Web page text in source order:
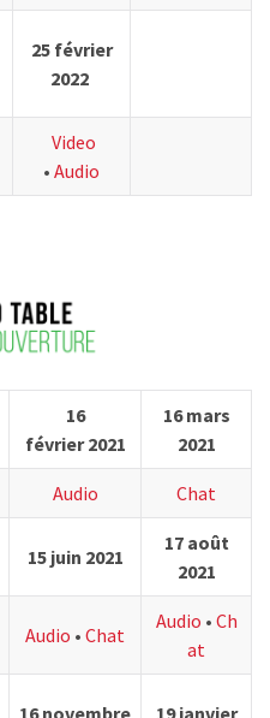
25 février
2022
Video
• Audio
16
février 2021
16 mars
2021
Audio Chat
15 juin 2021
17 août
2021
Audio • Chat
Audio • Ch
at